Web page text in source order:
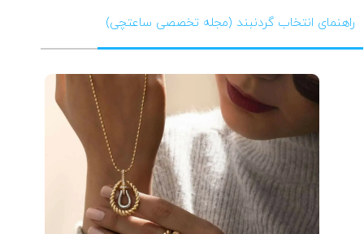
راهنمای انتخاب گردنبند (مجله تخصصی ساعتچی)